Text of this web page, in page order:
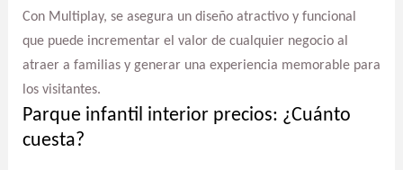
Con Multiplay, se asegura un diseño atractivo y funcional
que puede incrementar el valor de cualquier negocio al
atraer a familias y generar una experiencia memorable para
los visitantes.
Parque infantil interior precios: ¿Cuánto
cuesta?